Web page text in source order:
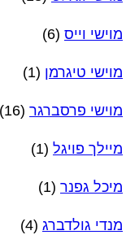
מוישי וייס (6)
מוישי טיגרמן (1)
מוישי פרסברגר (16)
מיילך פויגל (1)
מיכל גפנר (1)
מנדי גולדברג (4)